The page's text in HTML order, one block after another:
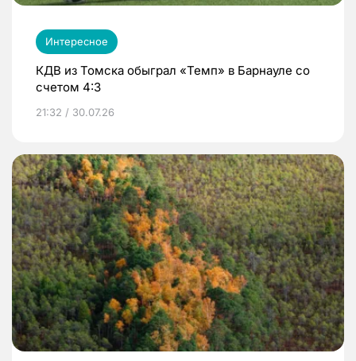
Интересное
КДВ из Томска обыграл «Темп» в Барнауле со
счетом 4:3
21:32 / 30.07.26